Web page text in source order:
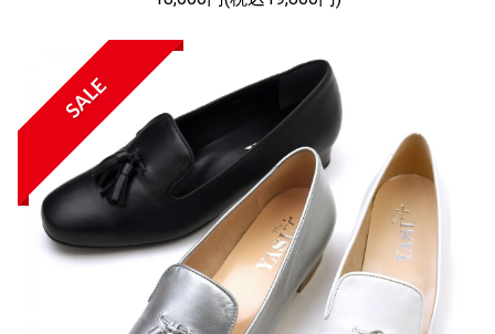
SALE